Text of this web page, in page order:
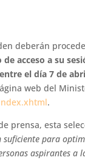
deberán
acceso a su
el día 7 de
web del
.
prensa, esta
para
aspirantes a